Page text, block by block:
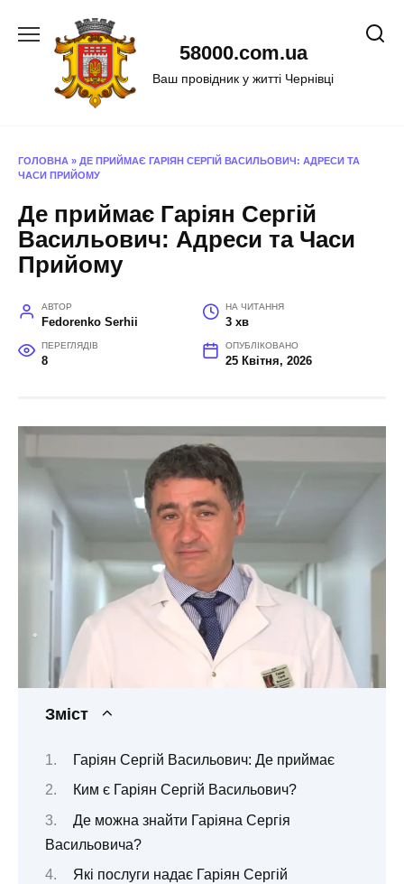
58000.com.ua
Ваш провідник у житті Чернівці
ГОЛОВНА » ДЕ ПРИЙМАЄ ГАРІЯН СЕРГІЙ ВАСИЛЬОВИЧ: АДРЕСИ ТА
ЧАСИ ПРИЙОМУ
Де приймає Гаріян Сергій
Васильович: Адреси та Часи
Прийому
АВТОР
Fedorenko Serhii
НА ЧИТАННЯ
3 хв
ПЕРЕГЛЯДІВ
8
ОПУБЛІКОВАНО
25 Квітня, 2026
Зміст
Гаріян Сергій Васильович: Де приймає
Ким є Гаріян Сергій Васильович?
Де можна знайти Гаріяна Сергія
Васильовича?
Які послуги надає Гаріян Сергій